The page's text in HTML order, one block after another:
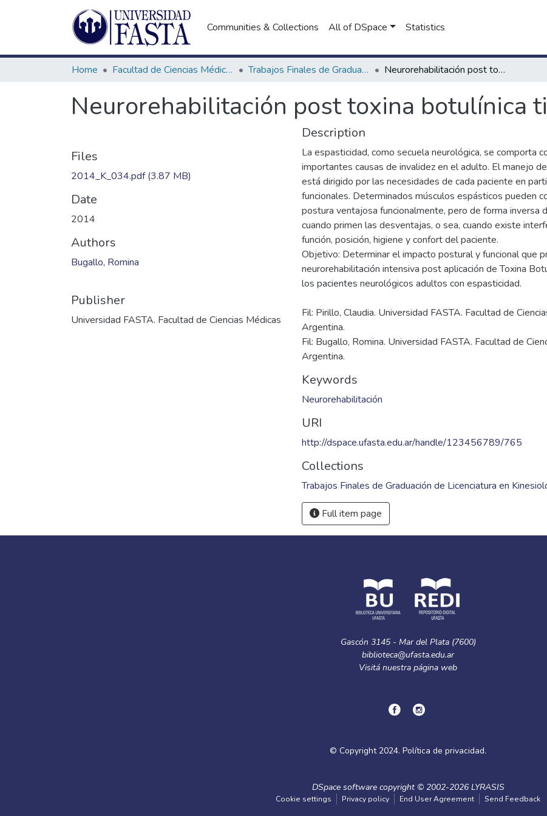
Communities & Collections All of DSpace Statistics
Home Facultad de Ciencias Médicas Trabajos Finales de Graduación de Licenciatura en Kinesiología Neurorehabilitación post toxina botulínica tipo A
Neurorehabilitación post toxina botulínica
Files
2014_K_034.pdf(3.87 MB)
Date
2014
Authors
Bugallo, Romina
Publisher
Universidad FASTA. Facultad de Ciencias Médicas
Description
La espasticidad, como secuela neurológica, se comporta
importantes causas de invalidez en el adulto. El manejo
está dirigido por las necesidades de cada paciente en
funcionales. Determinados músculos espásticos pueden
postura ventajosa funcionalmente, pero de forma inversa
cuando primen las desventajas, o sea, cuando existe
función, posición, higiene y confort del paciente.
Objetivo: Determinar el impacto postural y funcional que
neurorehabilitación intensiva post aplicación de Toxina
Fil: Pirillo, Claudia. Universidad FASTA. Facultad de
Argentina.
Fil: Bugallo, Romina. Universidad FASTA. Facultad de
Argentina.
Keywords
Neurorehabilitación
URI
http://dspace.ufasta.edu.ar/handle/123456789/765
Collections
Trabajos Finales de Graduación de Licenciatura en
Full item page
Gascón 3145 - Mar del Plata (7600)
biblioteca@ufasta.edu.ar
Visitá nuestra página web
© Copyright 2024. Política de privacidad.
DSpace softwarecopyright © 2002-2026LYRASIS
Cookie settings Privacy policy End User Agreement Send Feedback